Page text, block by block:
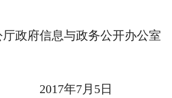
厅政府信息与政务公开办公室
2017年7月5日